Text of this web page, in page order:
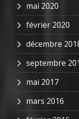
mai 2020
février 2020
décembre
septembre
mai 2017
mars 2016